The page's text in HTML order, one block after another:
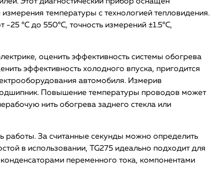
температуры с технологией тепловидения.
°С до 550°С, точность измерений ±1.5°C,
оценить эффективность системы обогрева
эффективность холодного впуска, пригодится
автомобиля. Измерив
Повышение температуры проводов может
нить обогрева заднего стекла или
работы. За считанные секунды можно определить
в использовании, TG275 идеально подходит для
переменного тока, компонентами